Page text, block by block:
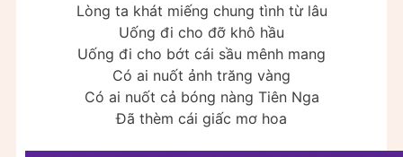
Lòng ta khát miếng chung tình từ lâu
Uống đi cho đỡ khô hầu
Uống đi cho bớt cái sầu mênh mang
Có ai nuốt ảnh trăng vàng
Có ai nuốt cả bóng nàng Tiên Nga
Đã thèm cái giấc mơ hoa